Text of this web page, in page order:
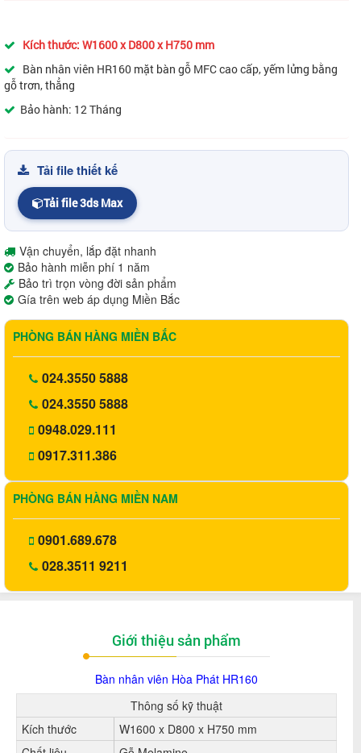
Kích thước: W1600 x D800 x H750 mm
Bàn nhân viên HR160 mặt bàn gỗ MFC cao cấp, yếm lửng bằng
gỗ trơn, thẳng
Bảo hành: 12 Tháng
Tải file thiết kế
Tải file 3ds Max
Vận chuyển, lắp đặt nhanh
Bảo hành miễn phí 1 năm
Bảo trì trọn vòng đời sản phẩm
Gía trên web áp dụng Miền Bắc
PHÒNG BÁN HÀNG MIỀN BẮC
024.3550 5888
024.3550 5888
0948.029.111
0917.311.386
PHÒNG BÁN HÀNG MIỀN NAM
0901.689.678
028.3511 9211
Giới thiệu sản phẩm
Bàn nhân viên Hòa Phát HR160
Thông số kỹ thuật
Kích thước
W1600 x D800 x H750 mm